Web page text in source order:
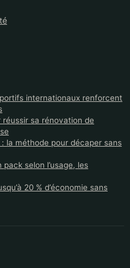
internationaux renforcent
sa rénovation de
la méthode pour décaper sans
selon l’usage, les
20 % d’économie sans